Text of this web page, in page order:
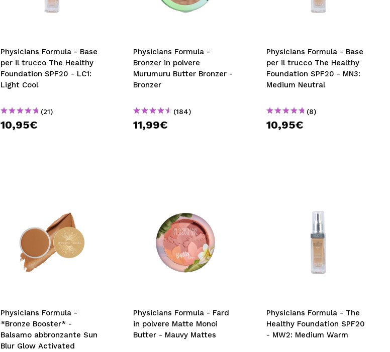
Physicians Formula - Base
per il trucco The Healthy
Foundation SPF20 - LC1:
Light Cool
(21)
10,95€
Physicians Formula -
Bronzer in polvere
Murumuru Butter Bronzer -
Bronzer
(184)
11,99€
Physicians Formula - Base
per il trucco The Healthy
Foundation SPF20 - MN3:
Medium Neutral
(8)
10,95€
Physicians Formula -
*Bronze Booster* -
Balsamo abbronzante Sun
Blur Glow Activated
Physicians Formula - Fard
in polvere Matte Monoi
Butter - Mauvy Mattes
Physicians Formula - The
Healthy Foundation SPF20
- MW2: Medium Warm